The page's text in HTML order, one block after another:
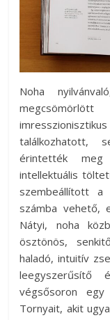
Noha
találkozhatott,
érintették meg
intellektuális
szembeállított a
számba vehető,
Nátyi, noha
ösztönös,
haladó, intuitív
leegyszerűsítő
végsősoron
Tornyait, akit